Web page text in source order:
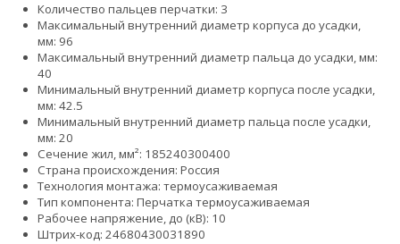
Количество пальцев перчатки: 3
Максимальный внутренний диаметр корпуса до усадки,
мм: 96
Максимальный внутренний диаметр пальца до усадки, мм:
40
Минимальный внутренний диаметр корпуса после усадки,
мм: 42.5
Минимальный внутренний диаметр пальца после усадки,
мм: 20
Сечение жил, мм²: 185240300400
Страна происхождения: Россия
Технология монтажа: термоусаживаемая
Тип компонента: Перчатка термоусаживаемая
Рабочее напряжение, до (кВ): 10
Штрих-код: 24680430031890